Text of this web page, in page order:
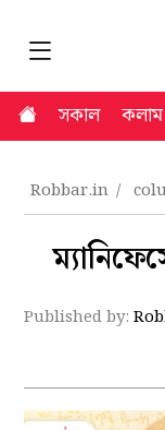
সকাল কলাম
Robbar.in
Published by: